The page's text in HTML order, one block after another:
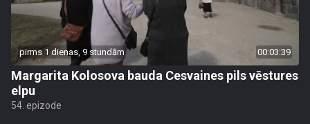
pirms 1 dienas, 9 stundām 00:03:39
Margarita Kolosova bauda Cesvaines pils vēstures
elpu
54. epizode